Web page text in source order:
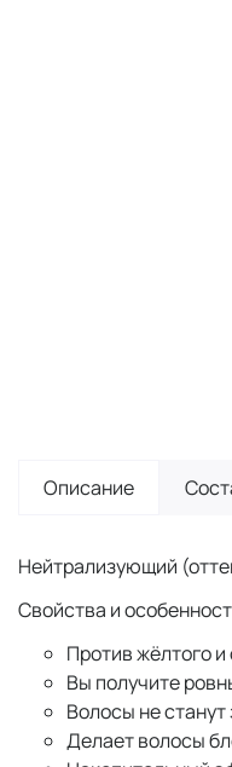
Описание
Нейтрализующий
Свойства и
Против жёлтого
Вы получите
Волосы не станут
Делает волосы